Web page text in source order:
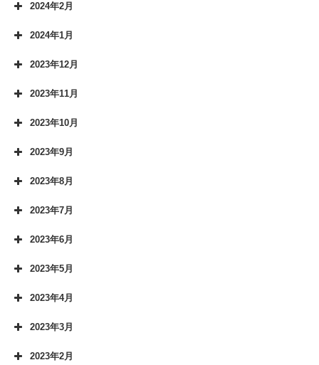
2024年2月
2024年1月
2023年12月
2023年11月
2023年10月
2023年9月
2023年8月
2023年7月
2023年6月
2023年5月
2023年4月
2023年3月
2023年2月